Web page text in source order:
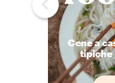
Cene a
tipiche